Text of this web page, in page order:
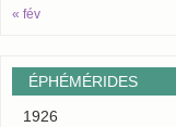
« fév
ÉPHÉMÉRIDES
1926